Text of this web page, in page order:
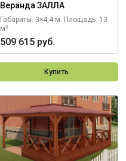
Веранда ЗАЛЛА
Габариты: 3×4,4 м. Площадь: 13
м²
509 615 руб.
Купить